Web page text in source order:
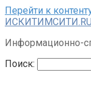
Перейти к
ИСКИТИМСИТИ.RU
Информационно-
Поиск: